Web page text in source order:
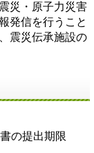
災・原子力災害
発信を行うこと
震災伝承施設の
募開始
書の提出期限